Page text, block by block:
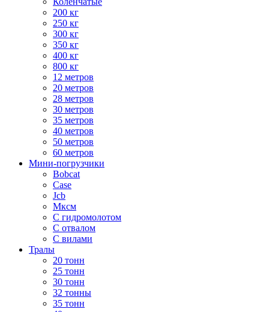
200 кг
250 кг
300 кг
350 кг
400 кг
800 кг
12 метров
20 метров
28 метров
30 метров
35 метров
40 метров
50 метров
60 метров
Мини-погрузчики
Bobcat
Case
Jcb
Мксм
С гидромолотом
С отвалом
С вилами
Тралы
20 тонн
25 тонн
30 тонн
32 тонны
35 тонн